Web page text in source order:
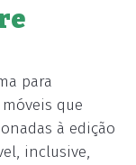
para
que
à edição
inclusive,